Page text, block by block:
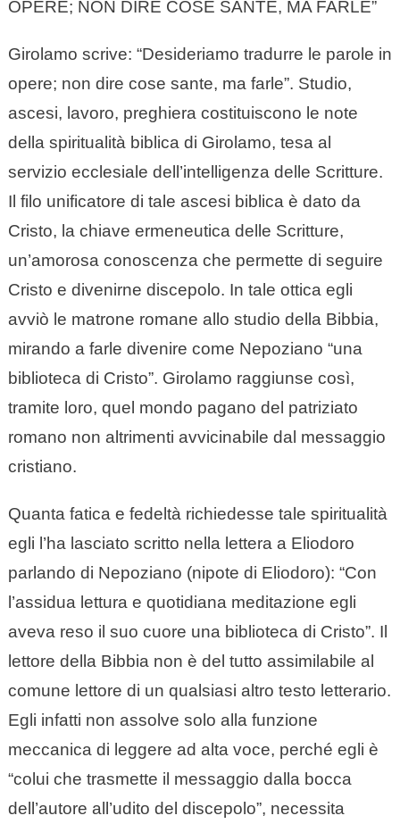
OPERE; NON DIRE COSE SANTE, MA FARLE”
Girolamo scrive: “Desideriamo tradurre le parole in
opere; non dire cose sante, ma farle”. Studio,
ascesi, lavoro, preghiera costituiscono le note
della spiritualità biblica di Girolamo, tesa al
servizio ecclesiale dell’intelligenza delle Scritture.
Il filo unificatore di tale ascesi biblica è dato da
Cristo, la chiave ermeneutica delle Scritture,
un’amorosa conoscenza che permette di seguire
Cristo e divenirne discepolo. In tale ottica egli
avviò le matrone romane allo studio della Bibbia,
mirando a farle divenire come Nepoziano “una
biblioteca di Cristo”. Girolamo raggiunse così,
tramite loro, quel mondo pagano del patriziato
romano non altrimenti avvicinabile dal messaggio
cristiano.
Quanta fatica e fedeltà richiedesse tale spiritualità
egli l’ha lasciato scritto nella lettera a Eliodoro
parlando di Nepoziano (nipote di Eliodoro): “Con
l’assidua lettura e quotidiana meditazione egli
aveva reso il suo cuore una biblioteca di Cristo”. Il
lettore della Bibbia non è del tutto assimilabile al
comune lettore di un qualsiasi altro testo letterario.
Egli infatti non assolve solo alla funzione
meccanica di leggere ad alta voce, perché egli è
“colui che trasmette il messaggio dalla bocca
dell’autore all’udito del discepolo”, necessita